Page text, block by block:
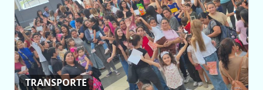
TRANSPORTE